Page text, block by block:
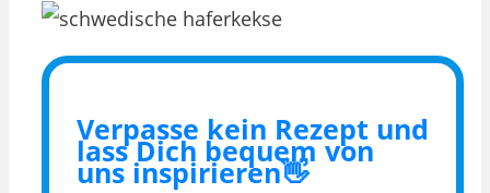
Verpasse kein Rezept und
lass Dich bequem von
uns inspirieren👋